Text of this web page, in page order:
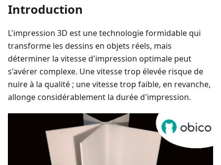
Introduction
L'impression 3D est une technologie formidable qui
transforme les dessins en objets réels, mais
déterminer la vitesse d'impression optimale peut
s'avérer complexe. Une vitesse trop élevée risque de
nuire à la qualité ; une vitesse trop faible, en revanche,
allonge considérablement la durée d'impression.